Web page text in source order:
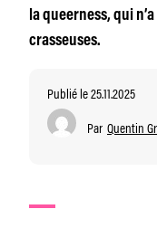
la queerness, qui
crasseuses.
Publié le 25.11.2025
Par Quentin